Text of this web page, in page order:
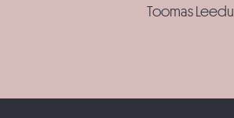
Toomas Leedu